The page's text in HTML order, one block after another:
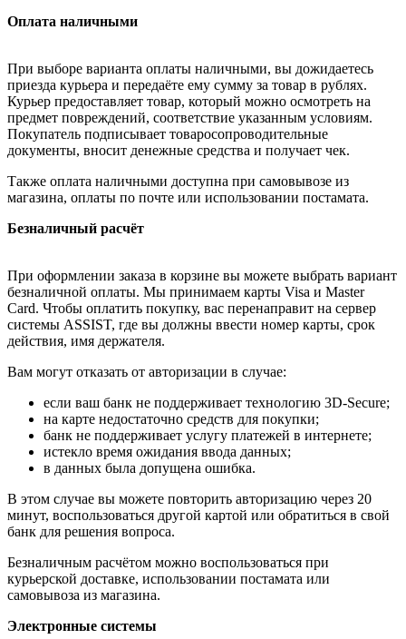
Оплата наличными
При выборе варианта оплаты наличными, вы дожидаетесь
приезда курьера и передаёте ему сумму за товар в рублях.
Курьер предоставляет товар, который можно осмотреть на
предмет повреждений, соответствие указанным условиям.
Покупатель подписывает товаросопроводительные
документы, вносит денежные средства и получает чек.
Также оплата наличными доступна при самовывозе из
магазина, оплаты по почте или использовании постамата.
Безналичный расчёт
При оформлении заказа в корзине вы можете выбрать вариант
безналичной оплаты. Мы принимаем карты Visa и Master
Card. Чтобы оплатить покупку, вас перенаправит на сервер
системы ASSIST, где вы должны ввести номер карты, срок
действия, имя держателя.
Вам могут отказать от авторизации в случае:
если ваш банк не поддерживает технологию 3D-Secure;
на карте недостаточно средств для покупки;
банк не поддерживает услугу платежей в интернете;
истекло время ожидания ввода данных;
в данных была допущена ошибка.
В этом случае вы можете повторить авторизацию через 20
минут, воспользоваться другой картой или обратиться в свой
банк для решения вопроса.
Безналичным расчётом можно воспользоваться при
курьерской доставке, использовании постамата или
самовывоза из магазина.
Электронные системы